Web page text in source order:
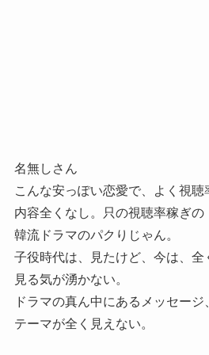
名無しさん
こんな安っぽい恋愛で、よく視聴
内容全くなし。只の視聴率稼ぎの
韓流ドラマのパクりじゃん。
子役時代は、見たけど、今は、全
見る気が湧かない。
ドラマの真ん中にあるメッセージ
テーマが全く見えない。